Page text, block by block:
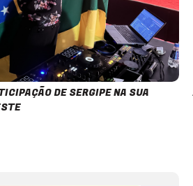
DE SERGIPE NA SUA